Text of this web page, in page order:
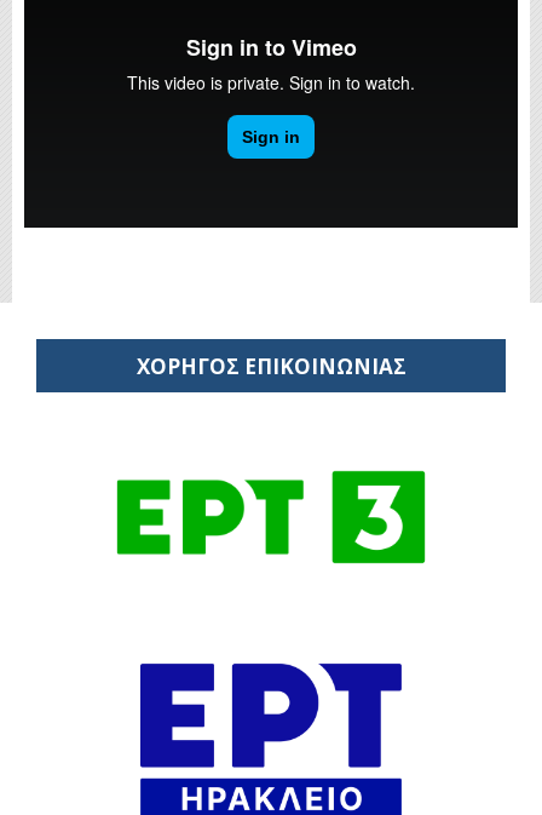
ΧΟΡΗΓΟΣ ΕΠΙΚΟΙΝΩΝΙΑΣ